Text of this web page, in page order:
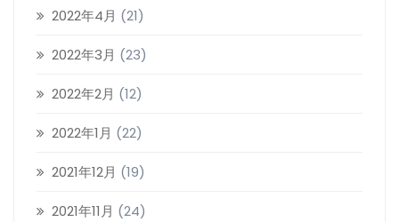
2022年4月 (21)
2022年3月 (23)
2022年2月 (12)
2022年1月 (22)
2021年12月 (19)
2021年11月 (24)